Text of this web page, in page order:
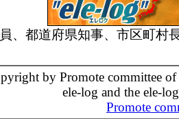
、都道府県知事、市区町村
by Promote committee
ele-log and the ele-
Promote